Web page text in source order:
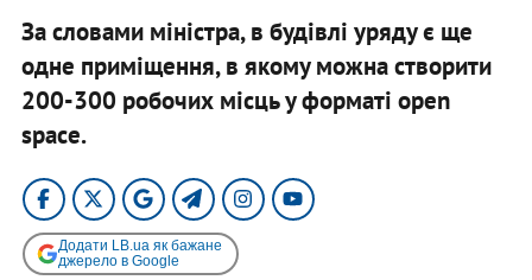
За словами міністра, в будівлі уряду є ще
одне приміщення, в якому можна створити
200-300 робочих місць у форматі open
space.
Додати LB.ua як бажане
джерело в Google